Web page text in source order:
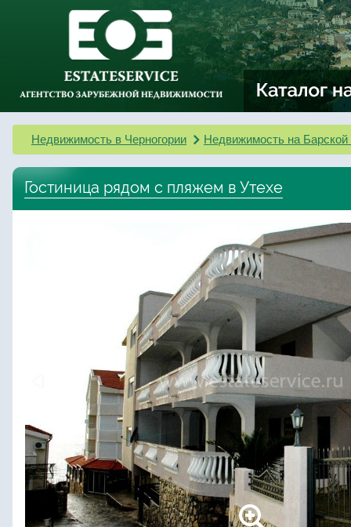
Недвижимость в Черногории Недвижимость на Барской
Гостиница рядом с пляжем в Утехе